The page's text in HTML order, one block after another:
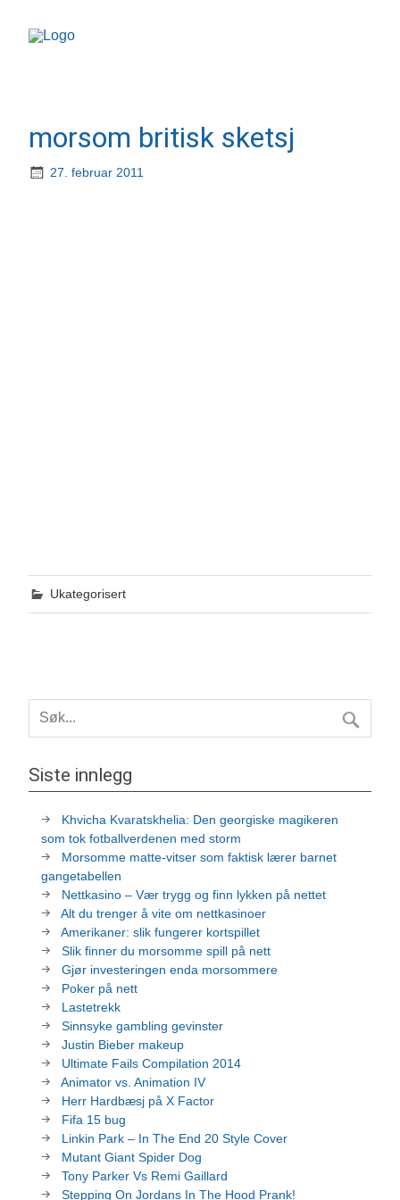
morsom britisk sketsj
27. februar 2011
Ukategorisert
Siste innlegg
Khvicha Kvaratskhelia: Den georgiske magikeren
som tok fotballverdenen med storm
Morsomme matte-vitser som faktisk lærer barnet
gangetabellen
Nettkasino – Vær trygg og finn lykken på nettet
Alt du trenger å vite om nettkasinoer
Amerikaner: slik fungerer kortspillet
Slik finner du morsomme spill på nett
Gjør investeringen enda morsommere
Poker på nett
Lastetrekk
Sinnsyke gambling gevinster
Justin Bieber makeup
Ultimate Fails Compilation 2014
Animator vs. Animation IV
Herr Hardbæsj på X Factor
Fifa 15 bug
Linkin Park – In The End 20 Style Cover
Mutant Giant Spider Dog
Tony Parker Vs Remi Gaillard
Stepping On Jordans In The Hood Prank!